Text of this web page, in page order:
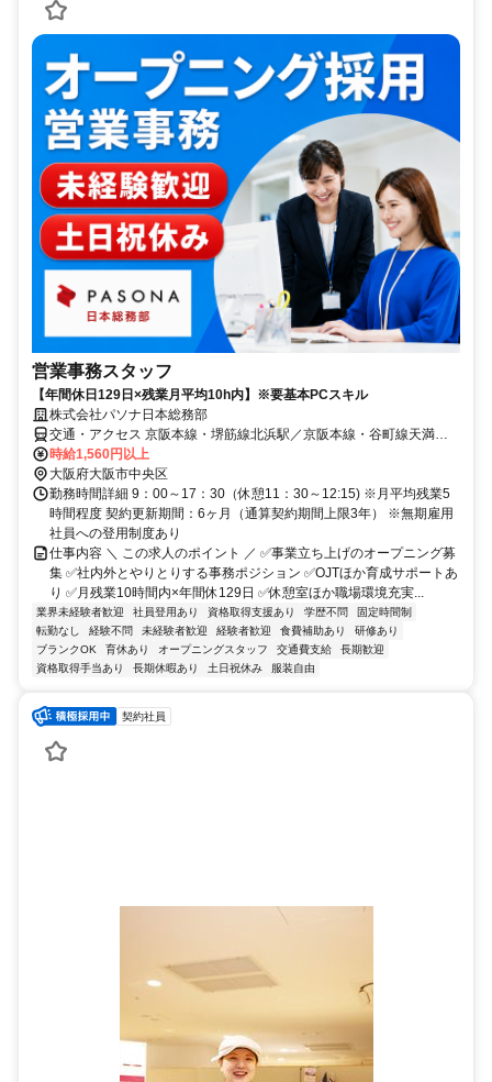
営業事務スタッフ
【年間休日129日×残業月平均10h内】※要基本PCスキル
株式会社パソナ日本総務部
交通・アクセス 京阪本線・堺筋線北浜駅／京阪本線・谷町線天満橋
駅／JR東西線大阪天満宮駅 徒歩10分
時給1,560円以上
大阪府大阪市中央区
勤務時間詳細 9：00～17：30（休憩11：30～12:15) ※月平均残業5
時間程度 契約更新期間：6ヶ月（通算契約期間上限3年） ※無期雇用
社員への登用制度あり
仕事内容 ＼ この求人のポイント ／ ✅事業立ち上げのオープニング募
集 ✅社内外とやりとりする事務ポジション ✅OJTほか育成サポートあ
り ✅月残業10時間内×年間休129日 ✅休憩室ほか職場環境充実...
業界未経験者歓迎 社員登用あり 資格取得支援あり 学歴不問
固定時間制
転勤なし
経験不問 未経験者歓迎 経験者歓迎 食費補助あり
研修あり
ブランクOK
育休あり オープニングスタッフ 交通費支給
長期歓迎
資格取得手当あり
長期休暇あり 土日祝休み 服装自由
契約社員